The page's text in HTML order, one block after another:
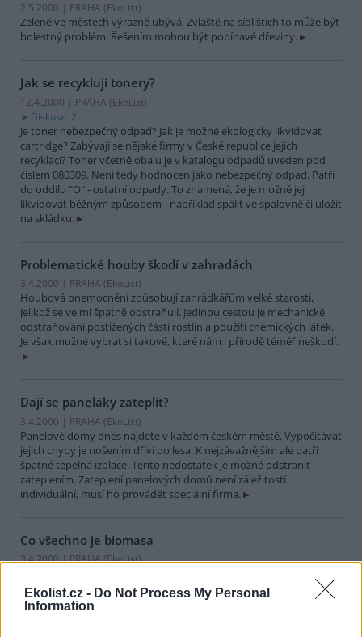
Ekolist.cz - Do Not Process My Personal
Information
2.5.2000 | PRAHA (EkoList)
Zeleně ve městech výrazně ubývá. Zvláště na sídlištích to může být
bolestný problém. Řešením mohou být popínavé dřeviny.
Jak se recyklují tonery?
12.4.2000 | PRAHA (EkoList)
Diskuse: 2
Je toner nebezpečný odpad? Jak je možné ekologicky likvidovat
cartridge? Zabývají se nějaké firmy v České republice jejich
recyklací? Toner včetně obalu je v katalogu odpadů uveden pod
číslem 080309. Není tedy hodnocen jako nebezpečný odpad. Patří
do oddílu "O" - ostatní odpady. To znamená, že je možné jej
likvidovat běžným způsobem - například spálit ve spalovně či uložit
na skládku.
Problematické houby škodí v zahradách
3.4.2000 | PRAHA (EkoList)
Houbová onemocnění způsobují zahrádkářům velké starosti,
jelikož se velmi špatně odstraňují. Jedinou cestou je mechanické
odstraňování postižených částí rostlin a použití chemických látek.
Je však možné vybrat si takové, které nám i přírodě téměř neškodí.
Dají se paneláky zateplit?
3.4.2000 | PRAHA (EkoList)
Panelové domy dnes najdete v každém českém městě. Vypočítávat
jejich chyby je nošením dříví do lesa. K nejzávažnějším ale patří
špatné tepelná izolace. Tento nedostatek je možné odstranit
zateplením. Zateplení panelových domů není záležitostí
individuální, musí ho provádět speciální firma.
Co všechno je biomasa
3.4.2000 | PRAHA (EkoList)
základní informace obiomase, jejím využití zařízeních na její
spalování. Tento článek se věnuje zdrojům biomasy. K